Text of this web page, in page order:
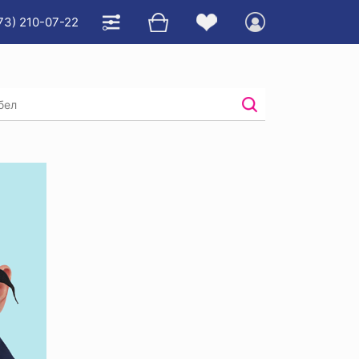
210-07-22